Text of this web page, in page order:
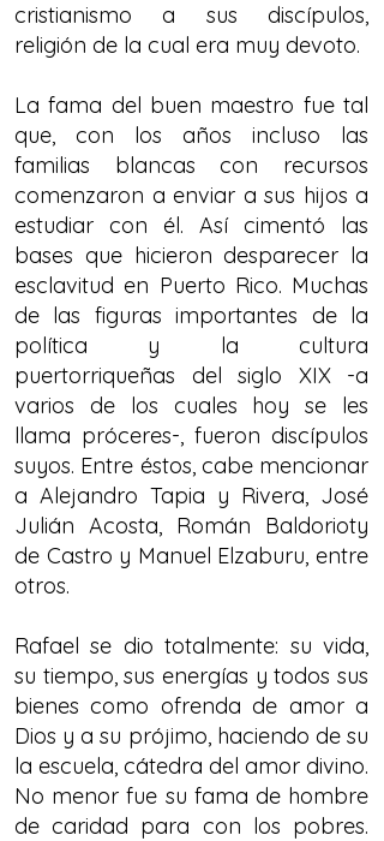
cristianismo a sus discípulos,
religión de la cual era muy devoto.
La fama del buen maestro fue tal
que, con los años incluso las
familias blancas con recursos
comenzaron a enviar a sus hijos a
estudiar con él. Así cimentó las
bases que hicieron desparecer la
esclavitud en Puerto Rico. Muchas
de las figuras importantes de la
política y la cultura
puertorriqueñas del siglo XIX -a
varios de los cuales hoy se les
llama próceres-, fueron discípulos
suyos. Entre éstos, cabe mencionar
a Alejandro Tapia y Rivera, José
Julián Acosta, Román Baldorioty
de Castro y Manuel Elzaburu, entre
otros.
Rafael se dio totalmente: su vida,
su tiempo, sus energías y todos sus
bienes como ofrenda de amor a
Dios y a su prójimo, haciendo de su
la escuela, cátedra del amor divino.
No menor fue su fama de hombre
de caridad para con los pobres.